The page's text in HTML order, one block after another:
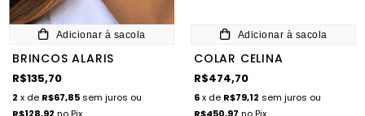
Adicionar à sacola
BRINCOS ALARIS
R$135,70
2 x de R$67,85 sem juros ou
Adicionar à sacola
COLAR CELINA
R$474,70
6x de R$79,12 sem juros ou